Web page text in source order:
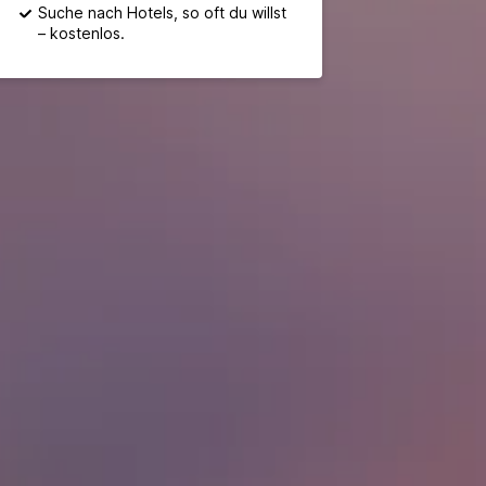
Suche nach Hotels, so oft du willst
– kostenlos.